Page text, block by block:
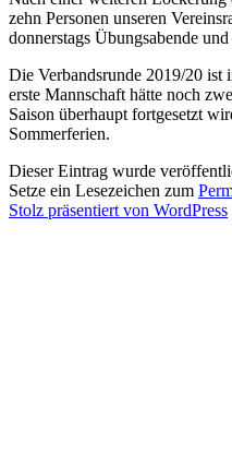
zehn Personen unseren
donnerstags Übungsabende
Die Verbandsrunde 2019/20 ist
erste Mannschaft hätte noch
Saison überhaupt fortgesetzt
Sommerferien.
Dieser Eintrag wurde
Setze ein Lesezeichen zum
Stolz präsentiert von WordPress